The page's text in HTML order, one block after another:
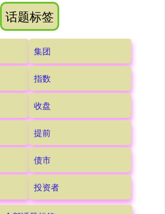
话题标签
集团
指数
收盘
提前
债市
投资者